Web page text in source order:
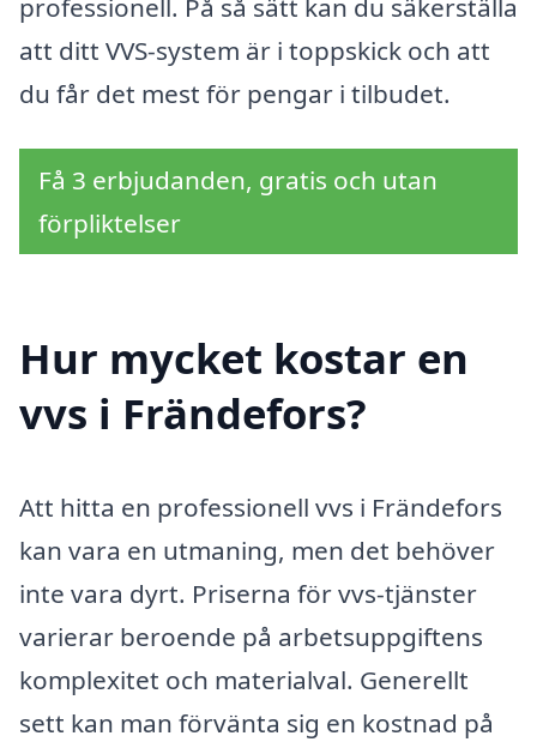
professionell. På så sätt kan du säkerställa
att ditt VVS-system är i toppskick och att
du får det mest för pengar i tilbudet.
Få 3 erbjudanden, gratis och utan
förpliktelser
Hur mycket kostar en
vvs i Frändefors?
Att hitta en professionell vvs i Frändefors
kan vara en utmaning, men det behöver
inte vara dyrt. Priserna för vvs-tjänster
varierar beroende på arbetsuppgiftens
komplexitet och materialval. Generellt
sett kan man förvänta sig en kostnad på